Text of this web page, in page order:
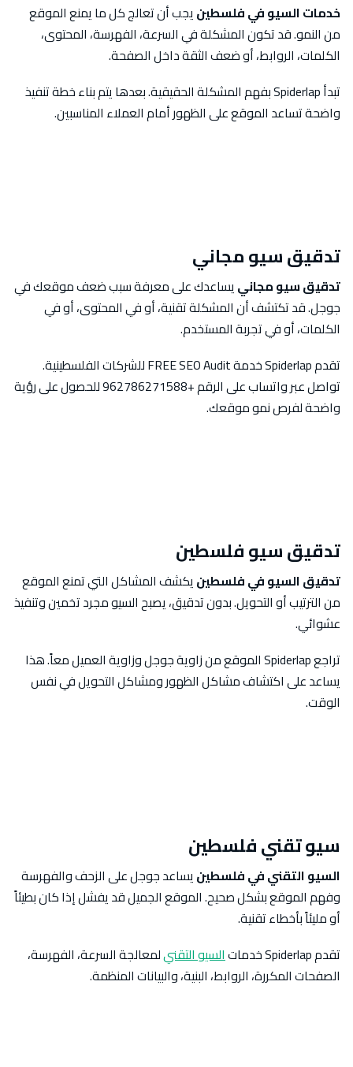
خدمات السيو في فلسطينيجب أن تعالج كل ما يمنع الموقع
من النمو. قد تكون المشكلة في السرعة، الفهرسة، المحتوى،
الكلمات، الروابط، أو ضعف الثقة داخل الصفحة.
تبدأ Spiderlap بفهم المشكلة الحقيقية. بعدها يتم بناء خطة تنفيذ
واضحة تساعد الموقع على الظهور أمام العملاء المناسبين.
تدقيق سيو مجاني
تدقيق سيو مجانييساعدك على معرفة سبب ضعف موقعك في
جوجل. قد تكتشف أن المشكلة تقنية، أو في المحتوى، أو في
الكلمات، أو في تجربة المستخدم.
تقدم Spiderlap خدمة FREE SEO Audit للشركات الفلسطينية.
تواصل عبر واتساب على الرقم +962786271588 للحصول على رؤية
واضحة لفرص نمو موقعك.
تدقيق سيو فلسطين
تدقيق السيو في فلسطينيكشف المشاكل التي تمنع الموقع
من الترتيب أو التحويل. بدون تدقيق، يصبح السيو مجرد تخمين وتنفيذ
عشوائي.
تراجع Spiderlap الموقع من زاوية جوجل وزاوية العميل معاً. هذا
يساعد على اكتشاف مشاكل الظهور ومشاكل التحويل في نفس
الوقت.
سيو تقني فلسطين
السيو التقني في فلسطينيساعد جوجل على الزحف والفهرسة
وفهم الموقع بشكل صحيح. الموقع الجميل قد يفشل إذا كان بطيئاً
أو مليئاً بأخطاء تقنية.
تقدم Spiderlap خدمات
السيو التقنيلمعالجة السرعة، الفهرسة،
الصفحات المكررة، الروابط، البنية، والبيانات المنظمة.